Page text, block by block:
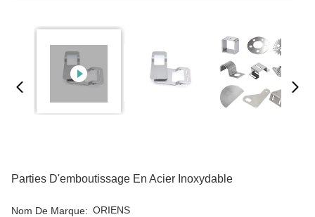
Parties D'emboutissage En Acier Inoxydable
Nom De Marque: ORIENS